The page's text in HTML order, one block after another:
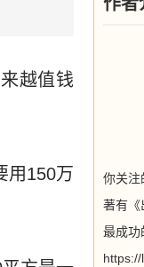
越值钱
用150万
你关注
著有《
最成